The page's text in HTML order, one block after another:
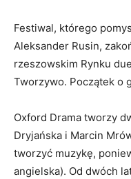
Festiwal, którego
Aleksander Rusin,
rzeszowskim Rynku
Tworzywo. Początek o
Oxford Drama tworzy
Dryjańska i Marcin
tworzyć muzykę,
angielska). Od dwóch